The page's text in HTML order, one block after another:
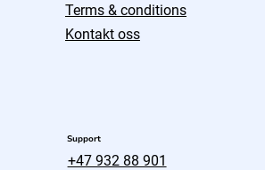
Terms & conditions
Kontakt oss
Support
+47 932 88 901